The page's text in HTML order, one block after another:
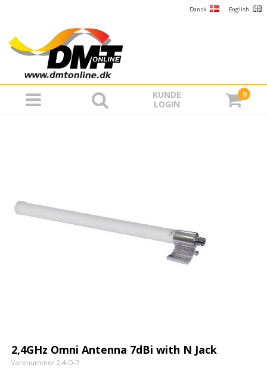
Dansk English
KUNDE
LOGIN
0
2,4GHz Omni Antenna 7dBi with N Jack
Varenummer 2,4-O-7